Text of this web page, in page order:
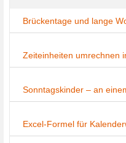
Brückentage und lange
Zeiteinheiten umrechnen
Sonntagskinder – an
Excel-Formel für